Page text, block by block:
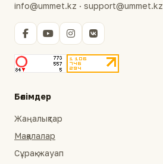
info@ummet.kz · support@ummet.kz
Бөлімдер
Жаңалықтар
Мақалалар
Сұрақ-жауап